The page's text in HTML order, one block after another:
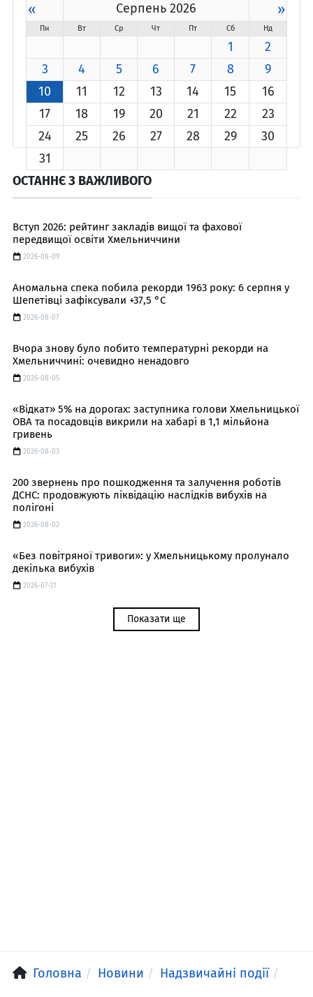
« Серпень 2026 »
Пн Вт Ср Чт Пт Сб Нд
1
2
3
4 5 6 7 8
9
10
11 12 13 14 15
16
17
18 19 20 21 22
23
24
25 26 27 28 29
30
31
ОСТАННЄ З ВАЖЛИВОГО
Вступ 2026: рейтинг закладів вищої та фахової
передвищої освіти Хмельниччини
2026-08-09
Аномальна спека побила рекорди 1963 року: 6 серпня у
Шепетівці зафіксували +37,5 °C
2026-08-07
Вчора знову було побито температурні рекорди на
Хмельниччині: очевидно ненадовго
2026-08-05
«Відкат» 5% на дорогах: заступника голови Хмельницької
ОВА та посадовців викрили на хабарі в 1,1 мільйона
гривень
2026-08-03
200 звернень про пошкодження та залучення роботів
ДСНС: продовжують ліквідацію наслідків вибухів на
полігоні
2026-08-02
«Без повітряної тривоги»: у Хмельницькому пролунало
декілька вибухів
2026-07-31
Показати ще
Головна Новини Надзвичайні події